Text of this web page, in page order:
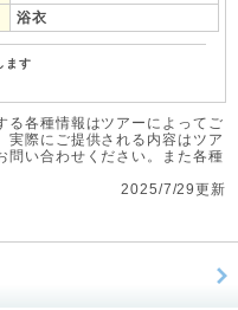
浴衣
ます
各種情報はツアーによってご
実際にご提供される内容はツア
問い合わせください。また各種
2025/7/29更新